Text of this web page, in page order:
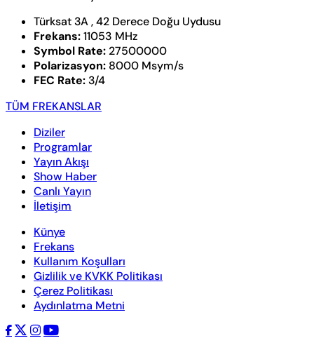
Türksat 3A , 42 Derece Doğu Uydusu
Frekans:11053 MHz
Symbol Rate: 27500000
Polarizasyon: 8000 Msym/s
FEC Rate: 3/4
TÜM FREKANSLAR
Diziler
Programlar
Yayın Akışı
Show Haber
Canlı Yayın
İletişim
Künye
Frekans
Kullanım Koşulları
Gizlilik ve KVKK Politikası
Çerez Politikası
Aydınlatma Metni